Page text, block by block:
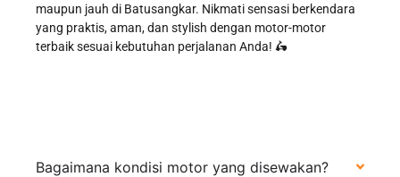
maupun jauh di Batusangkar. Nikmati sensasi berkendara
yang praktis, aman, dan stylish dengan motor-motor
terbaik sesuai kebutuhan perjalanan Anda! 🛵
Bagaimana kondisi motor yang disewakan?